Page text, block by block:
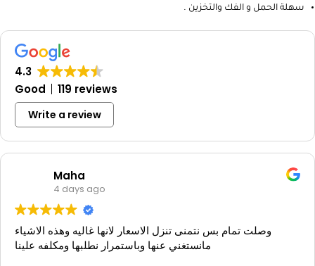
سهلة الحمل و الفك والتخزين .
4.3
Good
119 reviews
Write a review
Maha
4 days ago
وصلت تمام بس نتمنى تنزل الاسعار لانها غاليه وهذه الاشياء
مانستغني عنها وباستمرار نطلبها ومكلفه علينا